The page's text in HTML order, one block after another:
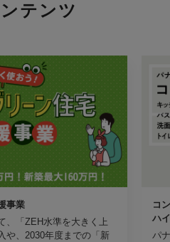
テンツ
事業
、「ZEH水準を大きく上
や、2030年度までの「新
コ
ハ
パ